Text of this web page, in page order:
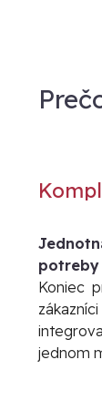
potreby
Koniec
jednom